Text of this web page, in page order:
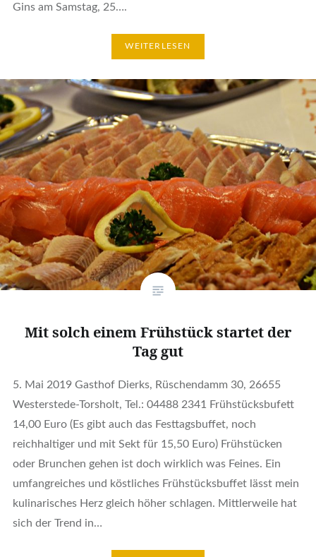
Gins am Samstag, 25….
WEITERLESEN
Mit solch einem Frühstück startet der
Tag gut
5. Mai 2019 Gasthof Dierks, Rüschendamm 30, 26655
Westerstede-Torsholt, Tel.: 04488 2341 Frühstücksbufett
14,00 Euro (Es gibt auch das Festtagsbuffet, noch
reichhaltiger und mit Sekt für 15,50 Euro) Frühstücken
oder Brunchen gehen ist doch wirklich was Feines. Ein
umfangreiches und köstliches Frühstücksbuffet lässt mein
kulinarisches Herz gleich höher schlagen. Mittlerweile hat
sich der Trend in…